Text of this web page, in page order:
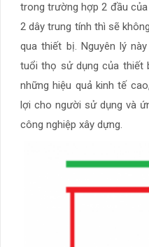
trong trường hợp 2 đầu
2 dây trung tính thì sẽ
qua thiết bị. Nguyên lý
tuổi thọ sử dụng của thiết
những hiệu quả kinh tế cao,
lợi cho người sử dụng và
công nghiệp xây dựng.